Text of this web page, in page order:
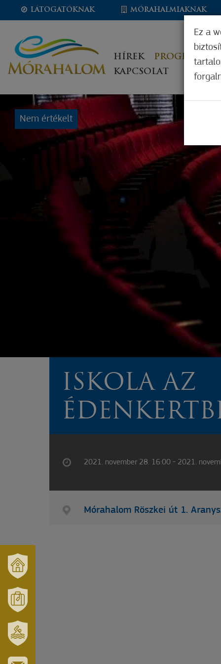
ÉS
TÉRSÉGÜNK
TURISZTIKA
ERZSÉBET
LÁTOGATÓKNAK MÓRAHALMIAKNAK
HÍREK PROGRAMOK
KAPCSOLAT
Nem értékelt
ISKOLA AZ
2021. november 28. 16:00 - 2021.
Mórahalom Röszkei út 1.
Ez a